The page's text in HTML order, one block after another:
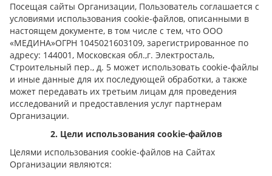
Посещая сайты Организации, Пользователь соглашается с
условиями использования cookie-файлов, описанными в
настоящем документе, в том числе с тем, что ООО
«МЕДИНА»ОГРН 1045021603109, зарегистрированное по
адресу: 144001, Московская обл.,г. Электросталь,
Строительный пер., д. 5 может использовать cookie-файлы
и иные данные для их последующей обработки, а также
может передавать их третьим лицам для проведения
исследований и предоставления услуг партнерам
Организации.
2. Цели использования cookie-файлов
Целями использования cookie-файлов на Сайтах
Организации являются: